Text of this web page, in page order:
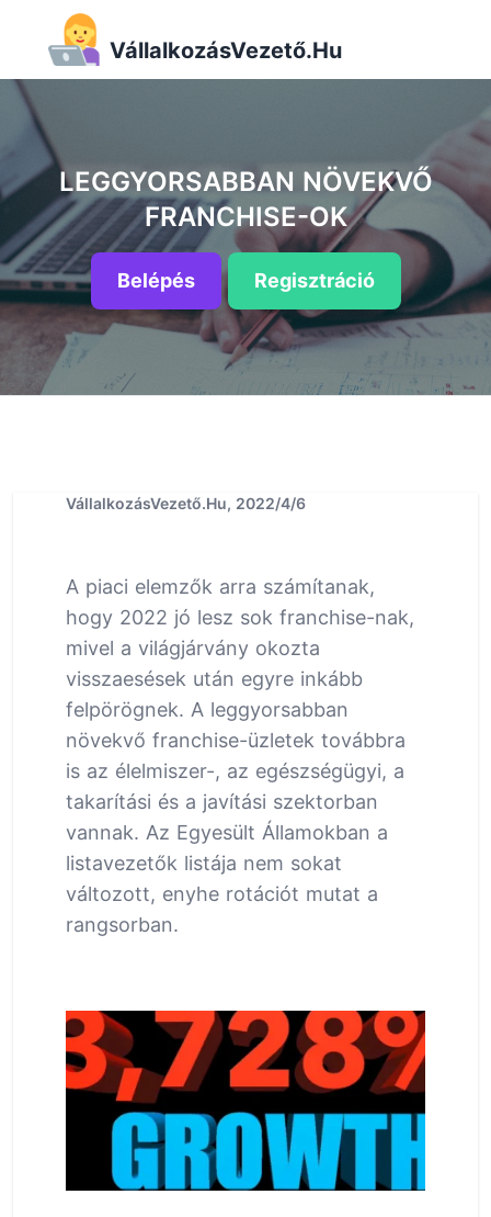
VállalkozásVezető.Hu
LEGGYORSABBAN NÖVEKVŐ
FRANCHISE-OK
Belépés Regisztráció
VállalkozásVezető.Hu, 2022/4/6
A piaci elemzők arra számítanak,
hogy 2022 jó lesz sok franchise-nak,
mivel a világjárvány okozta
visszaesések után egyre inkább
felpörögnek. A leggyorsabban
növekvő franchise-üzletek továbbra
is az élelmiszer-, az egészségügyi, a
takarítási és a javítási szektorban
vannak. Az Egyesült Államokban a
listavezetők listája nem sokat
változott, enyhe rotációt mutat a
rangsorban.